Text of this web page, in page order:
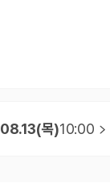
08.13(목)10:00